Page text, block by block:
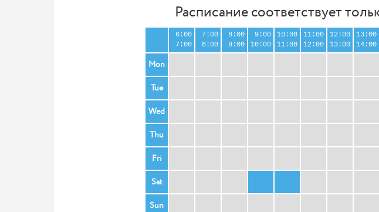
Расписание соответствует
6:00
7:00
7:00
8:00
8:00
9:00
9:00
10:00
10:00
11:00
11:00
12:00
12:00
13:00
13:00
14:00
Mon
Tue
Wed
Thu
Fri
Sat
Sun